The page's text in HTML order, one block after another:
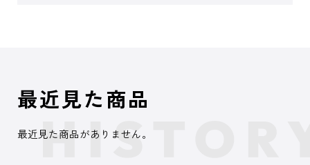
最近見た商品
最近見た商品がありません。